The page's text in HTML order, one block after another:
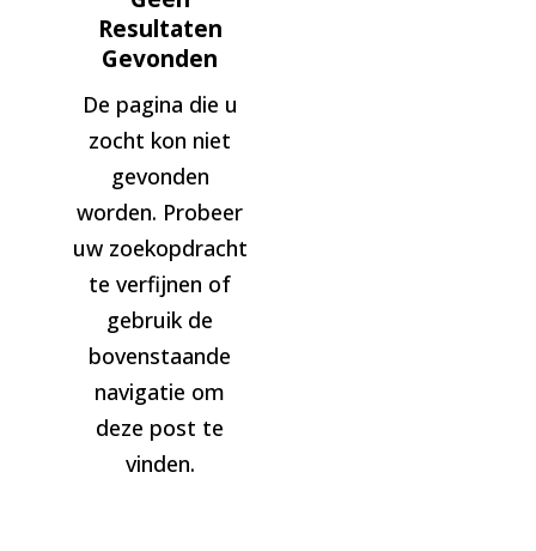
Resultaten
Gevonden
De pagina die u
zocht kon niet
gevonden
worden. Probeer
uw zoekopdracht
te verfijnen of
gebruik de
bovenstaande
navigatie om
deze post te
vinden.